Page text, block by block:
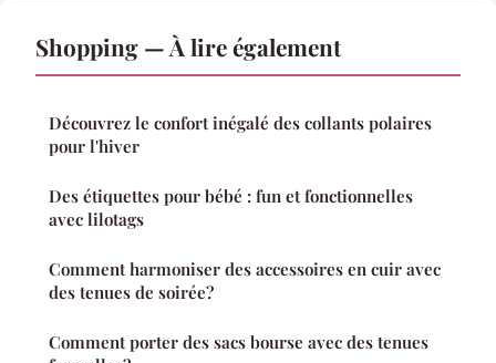
Shopping — À lire également
Découvrez le confort inégalé des collants polaires
pour l'hiver
Des étiquettes pour bébé : fun et fonctionnelles
avec lilotags
Comment harmoniser des accessoires en cuir avec
des tenues de soirée?
Comment porter des sacs bourse avec des tenues